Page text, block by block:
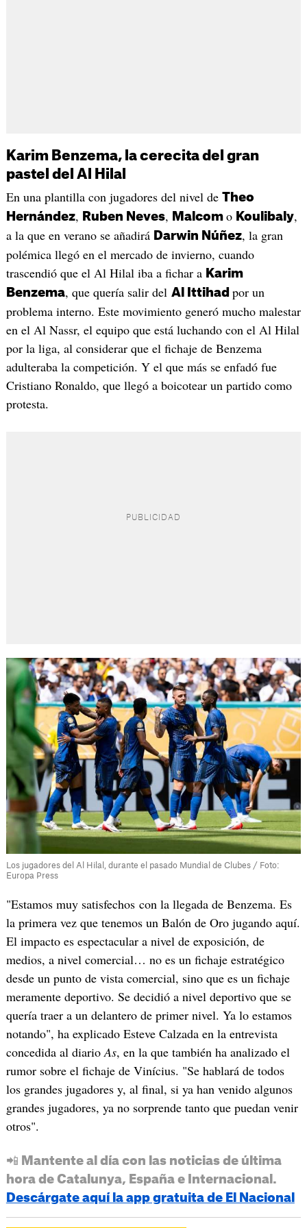
Karim Benzema, la cerecita del gran
pastel del Al Hilal
En una plantilla con jugadores del nivel de Theo
Hernández, Ruben Neves, Malcom o Koulibaly,
a la que en verano se añadirá Darwin Núñez, la gran
polémica llegó en el mercado de invierno, cuando
trascendió que el Al Hilal iba a fichar a Karim
Benzema, que quería salir del Al Ittihad por un
problema interno. Este movimiento generó mucho malestar
en el Al Nassr, el equipo que está luchando con el Al Hilal
por la liga, al considerar que el fichaje de Benzema
adulteraba la competición. Y el que más se enfadó fue
Cristiano Ronaldo, que llegó a boicotear un partido como
protesta.
Los jugadores del Al Hilal, durante el pasado Mundial de Clubes / Foto:
Europa Press
"Estamos muy satisfechos con la llegada de Benzema. Es
la primera vez que tenemos un Balón de Oro jugando aquí.
El impacto es espectacular a nivel de exposición, de
medios, a nivel comercial… no es un fichaje estratégico
desde un punto de vista comercial, sino que es un fichaje
meramente deportivo. Se decidió a nivel deportivo que se
quería traer a un delantero de primer nivel. Ya lo estamos
notando", ha explicado Esteve Calzada en la entrevista
concedida al diarioAs, en la que también ha analizado el
rumor sobre el fichaje de Vinícius. "Se hablará de todos
los grandes jugadores y, al final, si ya han venido algunos
grandes jugadores, ya no sorprende tanto que puedan venir
otros".
📲 Mantente al día con las noticias de última
hora de Catalunya, España e Internacional.
Descárgate aquí la app gratuita de El Nacional